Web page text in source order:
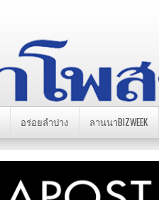
อร่อยลำปาง ลานนาBIZWEEK